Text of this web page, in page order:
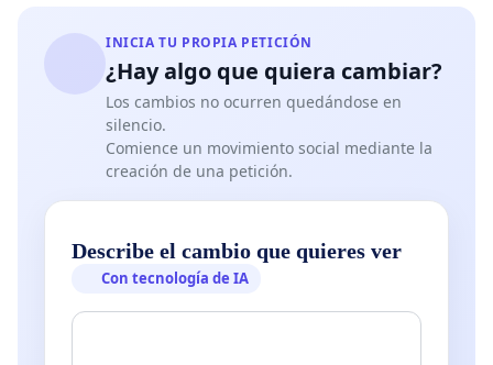
INICIA TU PROPIA PETICIÓN
¿Hay algo que quiera cambiar?
Los cambios no ocurren quedándose en
silencio.
Comience un movimiento social mediante la
creación de una petición.
Describe el cambio que quieres ver
Con tecnología de IA